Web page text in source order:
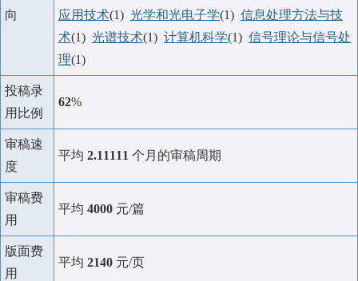
向
应用技术(1) 光学和光电子学(1) 信息处理方法与技
术(1) 光谱技术(1) 计算机科学(1) 信号理论与信号处
理(1)
投稿录
用比例
62%
审稿速
度
平均 2.11111 个月的审稿周期
审稿费
用
平均 4000 元/篇
版面费
用
平均 2140 元/页